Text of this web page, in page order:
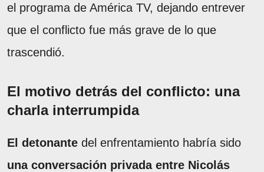
el programa de América TV, dejando entrever
que el conflicto fue más grave de lo que
trascendió.
El motivo detrás del conflicto: una
charla interrumpida
El detonante del enfrentamiento habría sido
una conversación privada entre Nicolás